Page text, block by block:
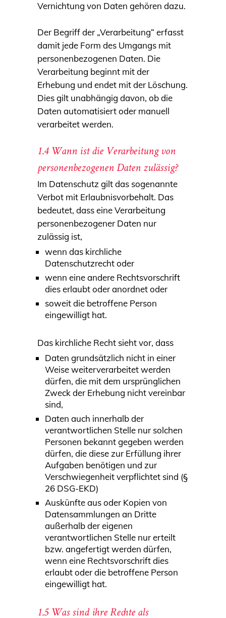
Vernichtung von Daten gehören dazu.
Der Begriff der „Verarbeitung“ erfasst
damit jede Form des Umgangs mit
personenbezogenen Daten. Die
Verarbeitung beginnt mit der
Erhebung und endet mit der Löschung.
Dies gilt unabhängig davon, ob die
Daten automatisiert oder manuell
verarbeitet werden.
1.4 Wann ist die Verarbeitung von
personenbezogenen Daten zulässig?
Im Datenschutz gilt das sogenannte
Verbot mit Erlaubnisvorbehalt. Das
bedeutet, dass eine Verarbeitung
personenbezogener Daten nur
zulässig ist,
wenn das kirchliche
Datenschutzrecht oder
wenn eine andere Rechtsvorschrift
dies erlaubt oder anordnet oder
soweit die betroffene Person
eingewilligt hat.
Das kirchliche Recht sieht vor, dass
Daten grundsätzlich nicht in einer
Weise weiterverarbeitet werden
dürfen, die mit dem ursprünglichen
Zweck der Erhebung nicht vereinbar
sind,
Daten auch innerhalb der
verantwortlichen Stelle nur solchen
Personen bekannt gegeben werden
dürfen, die diese zur Erfüllung ihrer
Aufgaben benötigen und zur
Verschwiegenheit verpflichtet sind (§
26 DSG-EKD)
Auskünfte aus oder Kopien von
Datensammlungen an Dritte
außerhalb der eigenen
verantwortlichen Stelle nur erteilt
bzw. angefertigt werden dürfen,
wenn eine Rechtsvorschrift dies
erlaubt oder die betroffene Person
eingewilligt hat.
1.5 Was sind ihre Rechte als